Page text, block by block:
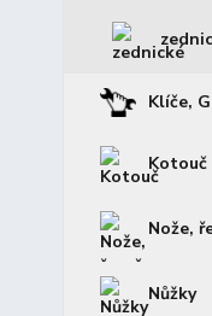
Klíče,
Kotouč
Nože,
Nůžky